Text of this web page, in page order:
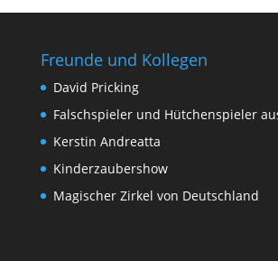
Freunde und Kollegen
David Pricking
Falschspieler und Hütchenspieler
Kerstin Andreatta
Kinderzaubershow
Magischer Zirkel von Deutschland